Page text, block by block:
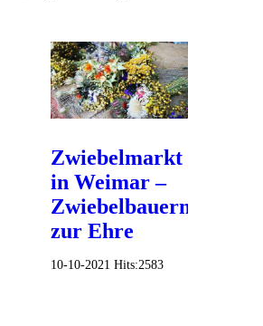
Zwiebelmarkt
in Weimar –
Zwiebelbauern
zur Ehre
10-10-2021 Hits:2583